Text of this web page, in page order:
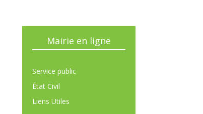
Mairie en ligne
Service public
État Civil
Liens Utiles